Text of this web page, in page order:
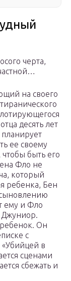
черта,
на своего
десять лет
ее своему
быть его
Фло не
который
ребенка, Бен
ему и Фло
Джуниор.
Он
с
в
сценами
сбежать и